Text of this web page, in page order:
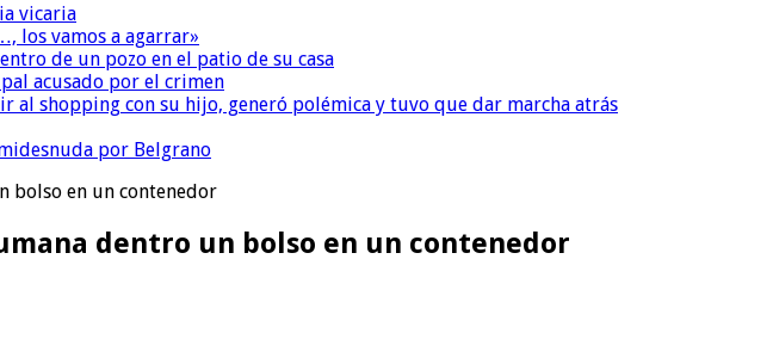
vicaria
los vamos a agarrar»
de un pozo en el patio de su casa
acusado por el crimen
shopping con su hijo, generó polémica y tuvo que dar marcha atrás
por Belgrano
bolso en un contenedor
dentro un bolso en un contenedor